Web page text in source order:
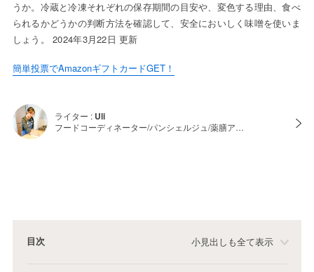
うか。冷蔵と冷凍それぞれの保存期間の目安や、変色する理由、食べ
られるかどうかの判断方法を確認して、安全においしく味噌を使いま
しょう。 2024年3月22日 更新
簡単投票でAmazonギフトカードGET！
ライター : Uli
フードコーディネーター/パンシェルジュ/薬膳ア…
目次 小見出しも全て表示